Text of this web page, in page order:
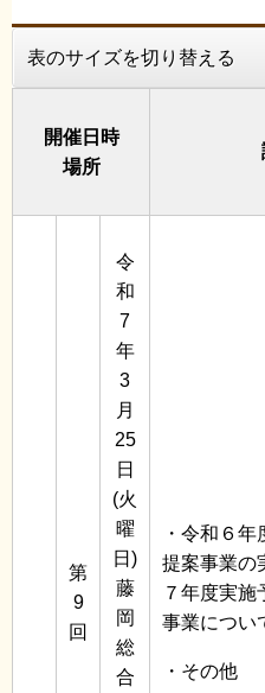
表のサイズを切り替える
開催日時
場所
第
9
回
令
和
7
年
3
月
25
日
(火
曜
日)
藤
岡
総
合
・令和６
提案事業の
７年度実施
事業につい
・その他